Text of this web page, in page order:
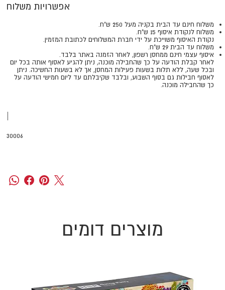
אפשרויות משלוח
משלוח חינם עד הבית בקניה מעל 250 ש"ח.
משלוח לנקודת איסוף 15 ש"ח.
נקודת האיסוף משוייכת על ידי חברת המשלוחים לכתובת המזמין.
משלוח עד הבית 29 ש"ח.
איסוף עצמי חינם ממחסן רשפון, לאחר הזמנה באתר בלבד.
​​​​​​​לאחר קבלת הודעה על כך שהחבילה מוכנה, ניתן להגיע לאסוף אותה בכל יום
ובכל שעה, ללא תלות בשעות פעילות המחסן, אך לא בשעות החשיכה. ניתן
לאסוף חבילות גם בסוף השבוע, ובלבד שקיבלתם עד ליום חמישי הודעה על
כך שהחבילה מוכנה.
|
30006
מוצרים דומים